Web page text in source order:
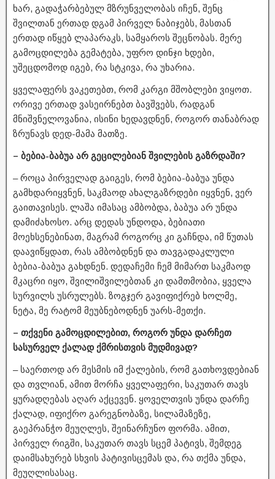
ხარ, გადაჭარბებულ მზრუნველობას იჩენ, შენც
შვილთან ერთად დგამ პირველ ნაბიჯებს, მასთან
ერთად იწყებ ლაპარაკს, სამყაროს შეცნობას. მერე
გამოცდილება გემატება, უფრო დინჯი ხდები,
უშეცდომოდ იგებ, რა სტკივა, რა უხარია.
ყველაფერს ვაკეთებთ, რომ კარგი მშობლები ვიყოთ.
ორივე ერთად ვასეირნებთ ბავშვებს, რადგან
მნიშვნელოვანია, ისინი ხედავდნენ, როგორ თანაბრად
ზრუნავს დედ-მამა მათზე.
– ბებია-ბაბუა არ გეცილებიან შვილების გაზრდაში?
– როცა პირველად გაიგეს, რომ ბებია-ბაბუა უნდა
გამხდარიყვნენ, საკმაოდ ახალგაზრდები იყვნენ, ვერ
გაითავისეს. ლაშა იმასაც ამბობდა, ბაბუა არ უნდა
დამიძახოსო. არც დედას უნდოდა, ბებიათი
მოეხსენებინათ, მაგრამ როგორც კი გაჩნდა, იმ წუთას
დაავიწყდათ, რას ამბობდნენ და თავგადაკლული
ბებია-ბაბუა გახდნენ. დედაჩემი ჩემ მიმართ საკმაოდ
მკაცრი იყო, შვილიშვილებთან კი დამთმობია, ყველა
სურვილს უსრულებს. ზოგჯერ გავიფიქრებ ხოლმე,
ნეტა, მე რატომ მეუბნებოდნენ უარს-მეთქი.
– თქვენი გამოცდილებით, როგორ უნდა დარჩეთ
სასურველ ქალად ქმრისთვის მუდმივად?
– საერთოდ არ მესმის იმ ქალების, რომ გათხოვდებიან
და თვლიან, ამით მორჩა ყველაფერი, საკუთარ თავს
ყურადღებას აღარ აქცევენ. ყოველთვის უნდა დარჩე
ქალად, იფიქრო გარეგნობაზე, სილამაზეზე,
გაეპრანჭო მეუღლეს, შეინარჩუნო ფორმა. ამით,
პირველ რიგში, საკუთარ თავს სცემ პატივს, შემდეგ
დაიმსახურებ სხვის პატივისცემას და, რა თქმა უნდა,
მეუღლისასაც.